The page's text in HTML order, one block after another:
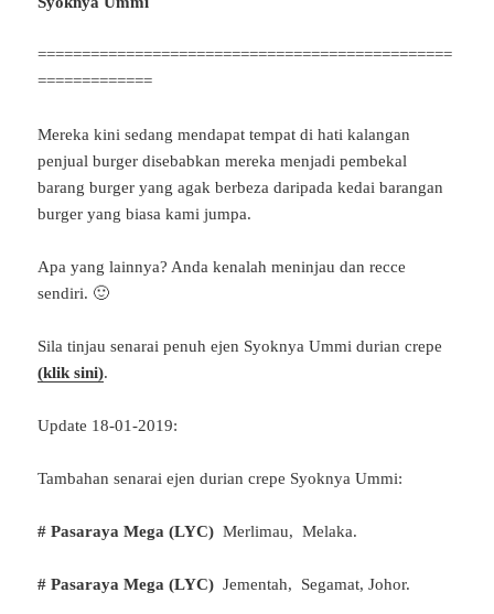
===============================================
=============
Mereka kini sedang mendapat tempat di hati kalangan
penjual burger disebabkan mereka menjadi pembekal
barang burger yang agak berbeza daripada kedai barangan
burger yang biasa kami jumpa.
Apa yang lainnya? Anda kenalah meninjau dan recce
sendiri. 🙂
Sila tinjau senarai penuh ejen Syoknya Ummi durian crepe
(klik sini).
Update 18-01-2019:
Tambahan senarai ejen durian crepe Syoknya Ummi:
# Pasaraya Mega (LYC) Merlimau, Melaka.
# Pasaraya Mega (LYC) Jementah, Segamat, Johor.